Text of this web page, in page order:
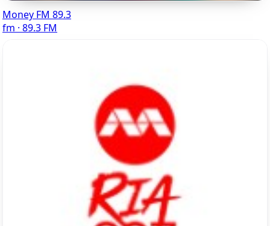
Money FM 89.3
fm · 89.3 FM